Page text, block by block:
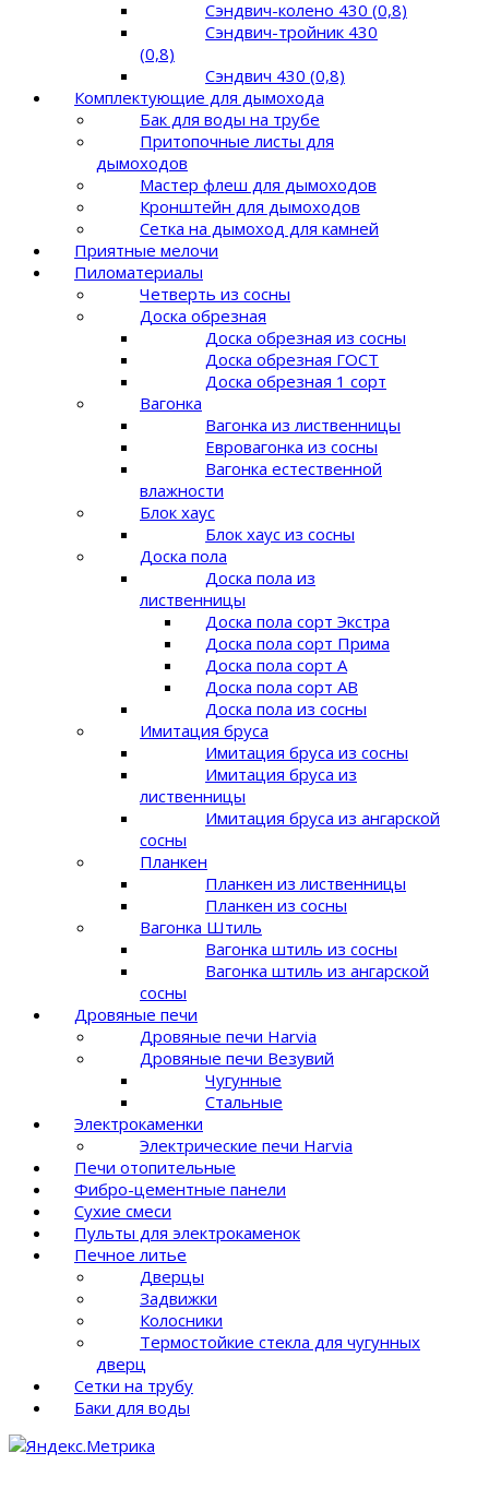
Сэндвич-колено 430 (0,8)
Сэндвич-тройник 430
(0,8)
Сэндвич 430 (0,8)
Комплектующие для дымохода
Бак для воды на трубе
Притопочные листы для
дымоходов
Мастер флеш для дымоходов
Кронштейн для дымоходов
Сетка на дымоход для камней
Приятные мелочи
Пиломатериалы
Четверть из сосны
Доска обрезная
Доска обрезная из сосны
Доска обрезная ГОСТ
Доска обрезная 1 сорт
Вагонка
Вагонка из лиственницы
Евровагонка из сосны
Вагонка естественной
влажности
Блок хаус
Блок хаус из сосны
Доска пола
Доска пола из
лиственницы
Доска пола сорт Экстра
Доска пола сорт Прима
Доска пола сорт A
Доска пола сорт AB
Доска пола из сосны
Имитация бруса
Имитация бруса из сосны
Имитация бруса из
лиственницы
Имитация бруса из ангарской
сосны
Планкен
Планкен из лиственницы
Планкен из сосны
Вагонка Штиль
Вагонка штиль из сосны
Вагонка штиль из ангарской
сосны
Дровяные печи
Дровяные печи Harvia
Дровяные печи Везувий
Чугунные
Стальные
Электрокаменки
Электрические печи Harvia
Печи отопительные
Фибро-цементные панели
Сухие смеси
Пульты для электрокаменок
Печное литье
Дверцы
Задвижки
Колосники
Термостойкие стекла для чугунных
дверц
Сетки на трубу
Баки для воды